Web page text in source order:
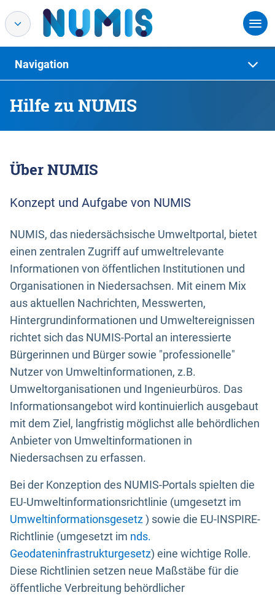
Hilfe zu NUMIS
Navigation
Über NUMIS
Konzept und Aufgabe von NUMIS
NUMIS, das niedersächsische Umweltportal, bietet
einen zentralen Zugriff auf umweltrelevante
Informationen von öffentlichen Institutionen und
Organisationen in Niedersachsen. Mit einem Mix
aus aktuellen Nachrichten, Messwerten,
Hintergrundinformationen und Umweltereignissen
richtet sich das NUMIS-Portal an interessierte
Bürgerinnen und Bürger sowie "professionelle"
Nutzer von Umweltinformationen, z.B.
Umweltorganisationen und Ingenieurbüros. Das
Informationsangebot wird kontinuierlich ausgebaut
mit dem Ziel, langfristig möglichst alle behördlichen
Anbieter von Umweltinformationen in
Niedersachsen zu erfassen.
Bei der Konzeption des NUMIS-Portals spielten die
EU-Umweltinformationsrichtlinie (umgesetzt im
Umweltinformationsgesetz) sowie die EU-INSPIRE-
Richtlinie (umgesetzt im nds.
Geodateninfrastrukturgesetz) eine wichtige Rolle.
Diese Richtlinien setzen neue Maßstäbe für die
öffentliche Verbreitung behördlicher